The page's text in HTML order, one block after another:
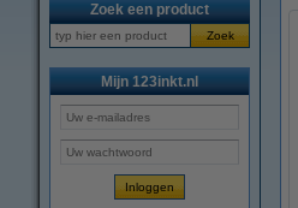
Zoek een product
Zoek
Mijn 123inkt.nl